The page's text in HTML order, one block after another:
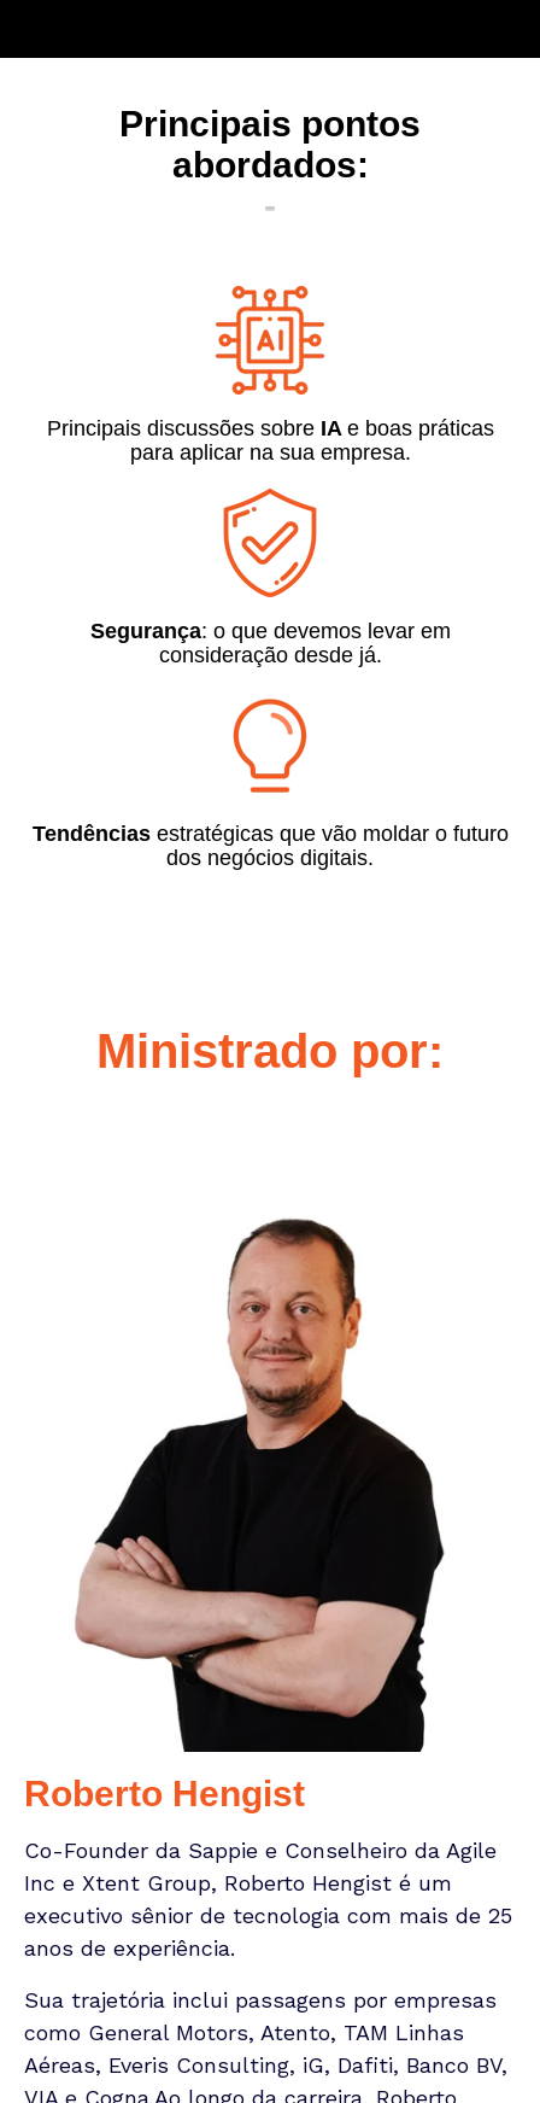
Principais pontos
abordados:
-
Principais discussões sobre IA e boas práticas
para aplicar na sua empresa.
Segurança: o que devemos levar em
consideração desde já.
Tendências estratégicas que vão moldar o futuro
dos negócios digitais.
Ministrado por:
Roberto Hengist
Co-Founder da Sappie e Conselheiro da Agile
Inc e Xtent Group, Roberto Hengist é um
executivo sênior de tecnologia com mais de 25
anos de experiência.
Sua trajetória inclui passagens por empresas
como General Motors, Atento, TAM Linhas
Aéreas, Everis Consulting, iG, Dafiti, Banco BV,
VIA e Cogna. Ao longo da carreira, Roberto